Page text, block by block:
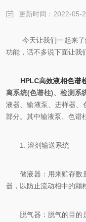
更新时间：2022-05-
今天让我们一起来了解
功能，话不多说下面让我
HPLC高效液相色谱
离系统(色谱柱)、检测系
液器、输液泵、进样器、
部分。其中输液泵、色谱
1. 溶剂输送系统
储液器：用来贮存数
器，以防止流动相中的颗
脱气器：脱气的目的是